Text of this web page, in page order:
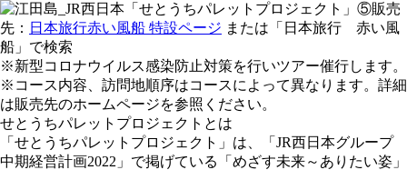
⑤販売
先： 日本旅行赤い風船 特設ページ または「日本旅行 赤い風
船」で検索
※新型コロナウイルス感染防止対策を行いツアー催行します。
※コース内容、訪問地順序はコースによって異なります。詳細
は販売先のホームページを参照ください。
せとうちパレットプロジェクトとは
「せとうちパレットプロジェクト」は、「JR西日本グループ
中期経営計画2022」で掲げている「めざす未来～ありたい姿」